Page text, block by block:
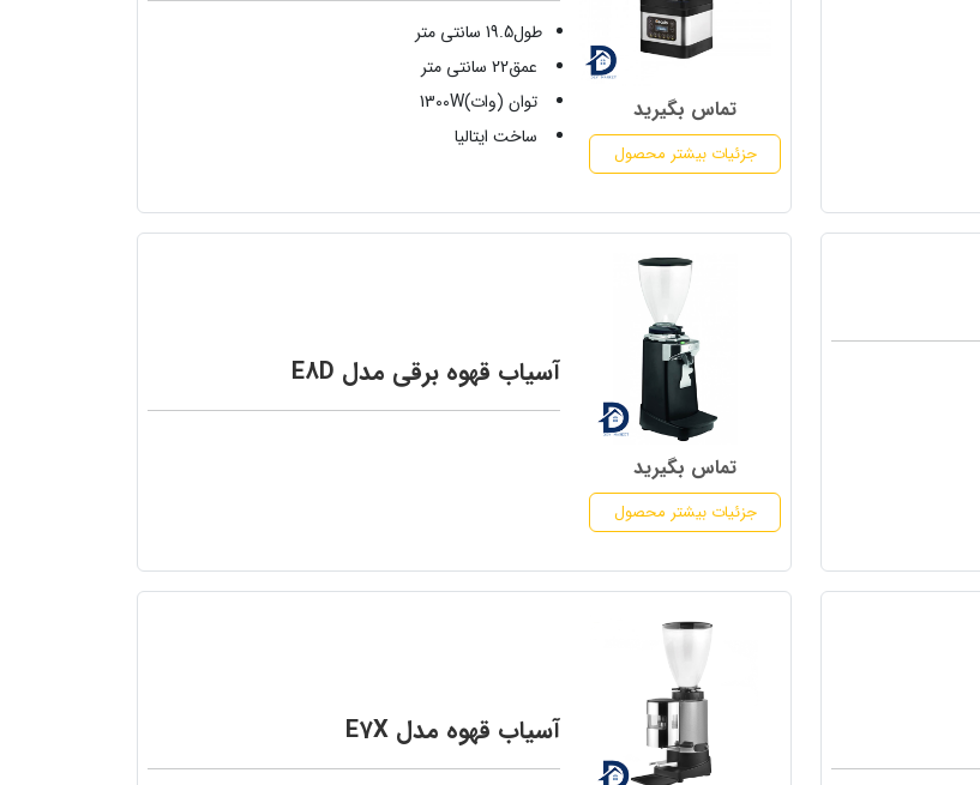
تماس بگیرید
جزئیات بیشتر محصول
طول19.5 سانتی متر
عمق22 سانتی متر
توان (وات)1300W
ساخت ایتالیا
تماس بگیرید
جزئیات بیشتر محصول
آسیاب قهوه برقی مدل E8D
آسیاب قهوه مدل E7X